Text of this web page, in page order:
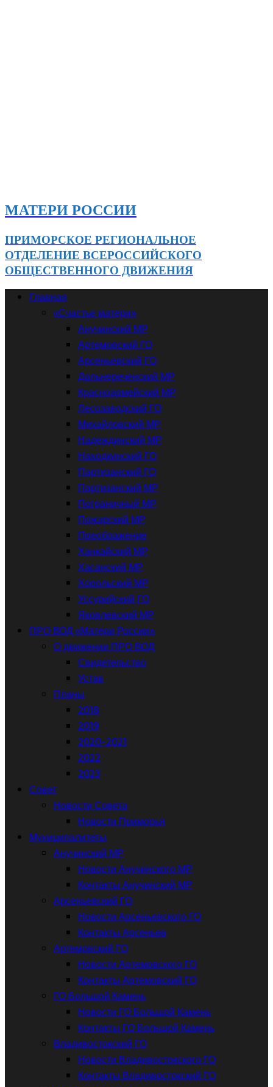
МАТЕРИ РОССИИ
ПРИМОРСКОЕ РЕГИОНАЛЬНОЕ
ОТДЕЛЕНИЕ ВСЕРОССИЙСКОГО
ОБЩЕСТВЕННОГО ДВИЖЕНИЯ
Главная
«Счастье матери»
Анучинский МР
Артемовский ГО
Арсеньевский ГО
Дальнереченский МР
Красноармейский МР
Лесозаводский ГО
Михайловский МР
Надеждинский МР
Находкинский ГО
Партизанский ГО
Партизанский МР
Пограничный МР
Пожарский МР
Преображение
Ханкайский МР
Хасанский МР
Хорольский МР
Уссурийский ГО
Яковлевский МР
ПРО ВОД «Матери России»
О движении ПРО ВОД
Свидетельство
Устав
Планы
2018
2019
2020-2021
2022
2023
Совет
Новости Совета
Новости Приморья
Муниципалитеты
Анучинский МР
Новости Анучинского МР
Контакты Анучинский МР
Арсеньевский ГО
Новости Арсеньевского ГО
Контакты Арсеньев
Артемовский ГО
Новости Артемовского ГО
Контакты Артемовский ГО
ГО Большой Камень
Новости ГО Большой Камень
Контакты ГО Большой Камень
Владивостокский ГО
Новости Владивостокского ГО
Контакты Владивостокский ГО